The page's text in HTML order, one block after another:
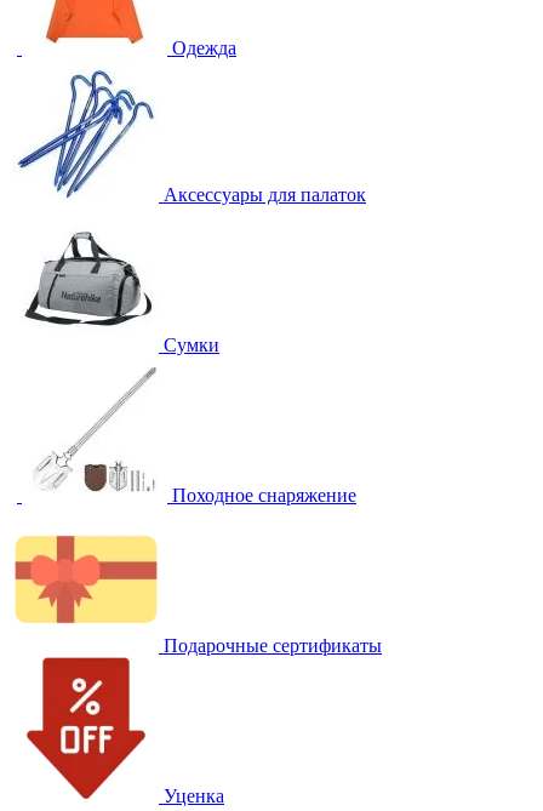
Одежда
Аксессуары для палаток
Сумки
Походное снаряжение
Подарочные сертификаты
Уценка